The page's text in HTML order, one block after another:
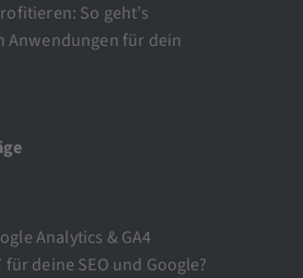
So geht’s
Anwendungen für dein
Analytics & GA4
für deine SEO und Google?